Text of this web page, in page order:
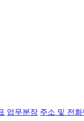
업무분장 주소 및 전화